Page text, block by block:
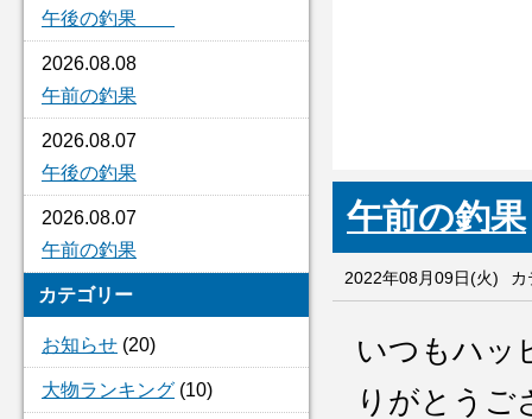
午後の釣果
2026.08.08
午前の釣果
2026.08.07
午後の釣果
2026.08.07
午前の釣果
カテゴリー
お知らせ (20)
大物ランキング (10)
午前の釣果
2022年08月09日(火) カ
いつもハッ
りがとうご